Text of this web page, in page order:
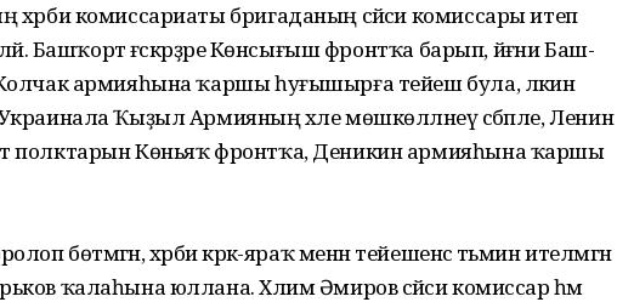
комиссариаты бригаданың сәйәси комиссары итеп
Башҡорт ғәскәрҙәре Көнсығыш фронтҡа барып, йәғни Баш­
армияһына ҡаршы һуғышырға тейеш була, ләкин
Ҡыҙыл Армия­ның хәле мөшкөлләнеү сәбәпле, Ленин
полктарын Көньяҡ фронтҡа, Деникин ар­мияһына ҡаршы
бөтмәгән, хәрби кәрәк-яраҡ менән тейешенсә тәьмин ителмәгән
ҡалаһына юллана. Хәлим Әмиров сәйәси комиссар һәм